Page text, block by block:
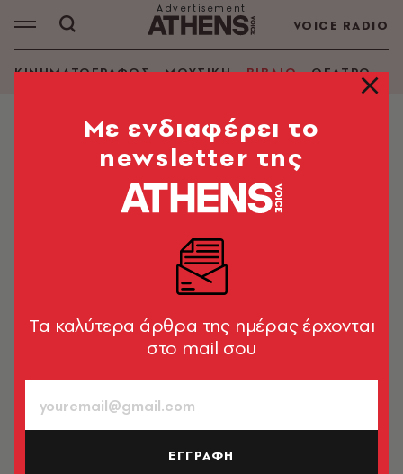
VOICE RADIO
ΚΙΝΗΜΑΤΟΓΡΑΦΟΣ ΜΟΥΣΙΚΗ ΒΙΒΛΙΟ ΘΕΑΤΡΟ -
ΤΖΟΝ ΙΡΒΙΝΓΚ
ΑΝΑΖΗΤΗΣΗ ΒΙΒΛΙΟΥ
Mε ενδιαφέρει το
newsletter της
Tα καλύτερα άρθρα της ημέρας έρχονται
στο mail σου
ΕΓΓΡΑΦΗ